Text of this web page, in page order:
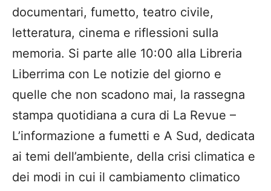
documentari, fumetto, teatro civile,
letteratura, cinema e riflessioni sulla
memoria. Si parte alle 10:00 alla Libreria
Liberrima con Le notizie del giorno e
quelle che non scadono mai, la rassegna
stampa quotidiana a cura di La Revue –
L’informazione a fumetti e A Sud, dedicata
ai temi dell’ambiente, della crisi climatica e
dei modi in cui il cambiamento climatico